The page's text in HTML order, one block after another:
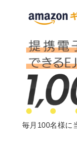
毎月100名様に